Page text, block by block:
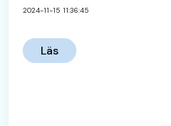
2024-11-15 11:36:45
Läs